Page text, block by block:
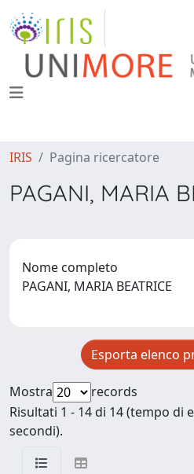
IRIS Pagina ricercatore
PAGANI, MARIA
Nome completo
PAGANI, MARIA BEATRICE
Esporta elenco
Mostra
records
Risultati 1 - 14 di 14 (tempo di
secondi).